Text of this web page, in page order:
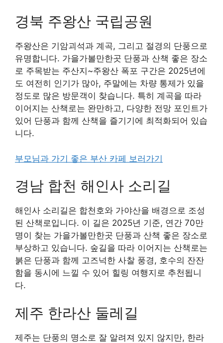
경북 주왕산 국립공원
주왕산은 기암괴석과 계곡, 그리고 절경의 단풍으로
유명합니다. 가을가볼만한곳 단풍과 산책 좋은 장소
로 주목받는 주산지~주왕산 폭포 구간은 2025년에
도 여전히 인기가 많아, 주말에는 차량 통제가 있을
정도로 많은 방문객이 찾습니다. 특히 계곡을 따라
이어지는 산책로는 완만하고, 다양한 전망 포인트가
있어 단풍과 함께 산책을 즐기기에 최적화되어 있습
니다.
부모님과 가기 좋은 부산 카페 보러가기
경남 합천 해인사 소리길
해인사 소리길은 합천호와 가야산을 배경으로 조성
된 산책로입니다. 이 길은 2025년 기준, 연간 70만
명이 찾는 가을가볼만한곳 단풍과 산책 좋은 장소로
부상하고 있습니다. 숲길을 따라 이어지는 산책로는
붉은 단풍과 함께 고즈넉한 사찰 풍경, 호수의 잔잔
함을 동시에 느낄 수 있어 힐링 여행지로 추천됩니
다.
제주 한라산 둘레길
제주는 단풍의 명소로 잘 알려져 있지 않지만, 한라